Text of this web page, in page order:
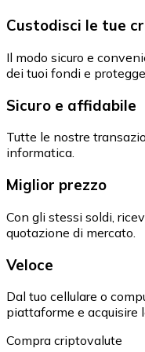
Custodisci le tue
Il modo sicuro e
dei tuoi fondi e
Sicuro e affidabile
Tutte le nostre
informatica.
Miglior prezzo
Con gli stessi soldi,
quotazione di mercato.
Veloce
Dal tuo cellulare o
piattaforme e acquisire
Compra criptovalute